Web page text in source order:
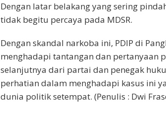
Dengan latar belakang yang sering
tidak begitu percaya pada MDSR.
Dengan skandal narkoba ini, PDIP di
menghadapi tantangan dan pertanyaan
selanjutnya dari partai dan penegak
perhatian dalam menghadapi kasus ini
dunia politik setempat. (Penulis : Dwi